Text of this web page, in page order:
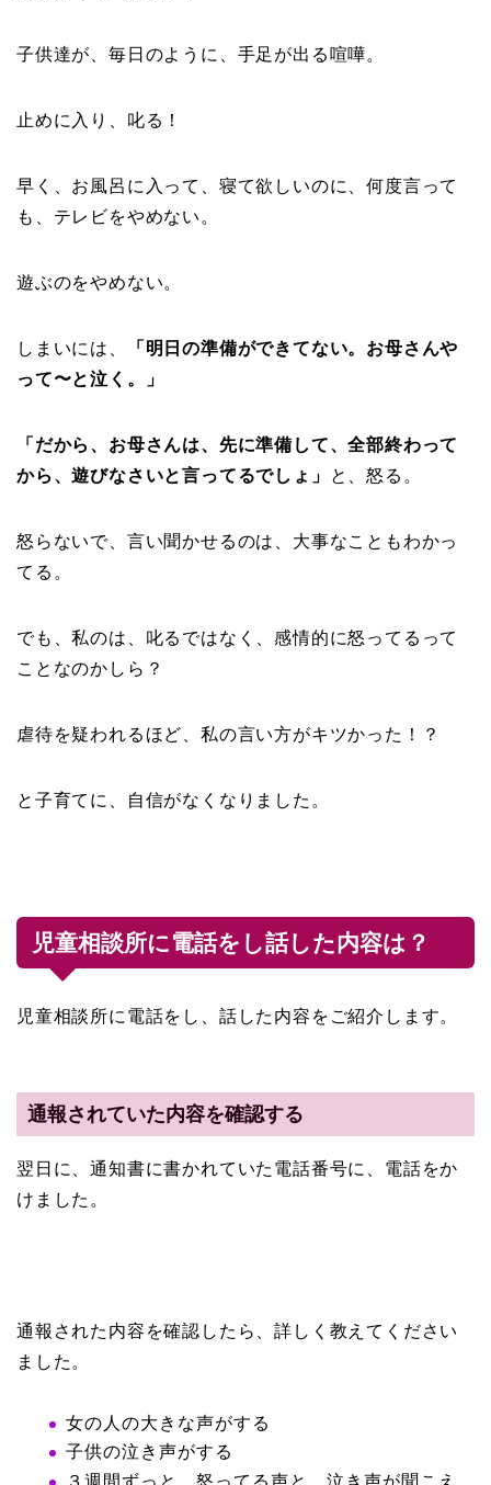
子供達が、毎日のように、手足が出る喧嘩。
止めに入り、叱る！
早く、お風呂に入って、寝て欲しいのに、何度言って
も、テレビをやめない。
遊ぶのをやめない。
しまいには、
「明日の準備ができてない。お母さんや
って〜と泣く。」
「だから、お母さんは、先に準備して、全部終わって
から、遊びなさいと言ってるでしょ」
と、怒る。
怒らないで、言い聞かせるのは、大事なこともわかっ
てる。
でも、私のは、叱るではなく、感情的に怒ってるって
ことなのかしら？
虐待を疑われるほど、私の言い方がキツかった！？
と子育てに、自信がなくなりました。
児童相談所に電話をし話した内容は？
児童相談所に電話をし、話した内容をご紹介します。
通報されていた内容を確認する
翌日に、通知書に書かれていた電話番号に、電話をか
けました。
通報された内容を確認したら、詳しく教えてください
ました。
女の人の大きな声がする
子供の泣き声がする
３週間ずっと、怒ってる声と、泣き声が聞こえ